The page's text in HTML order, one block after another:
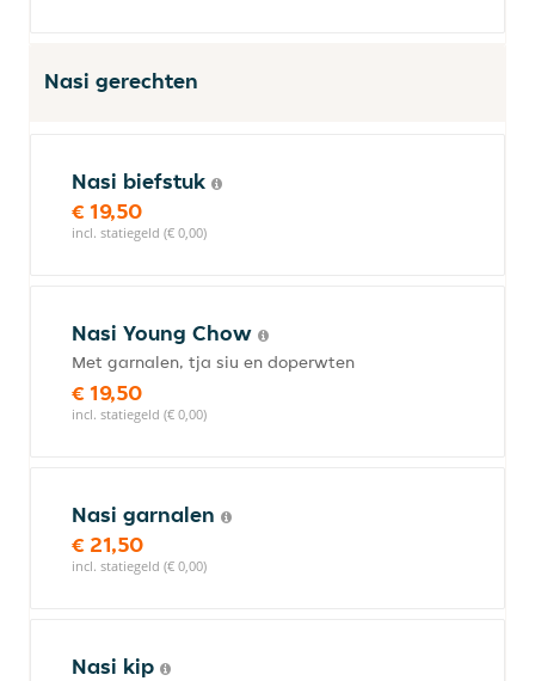
Nasi gerechten
Nasi biefstuk
€ 19,50
incl. statiegeld (€ 0,00)
Nasi Young Chow
Met garnalen, tja siu en doperwten
€ 19,50
incl. statiegeld (€ 0,00)
Nasi garnalen
€ 21,50
incl. statiegeld (€ 0,00)
Nasi kip